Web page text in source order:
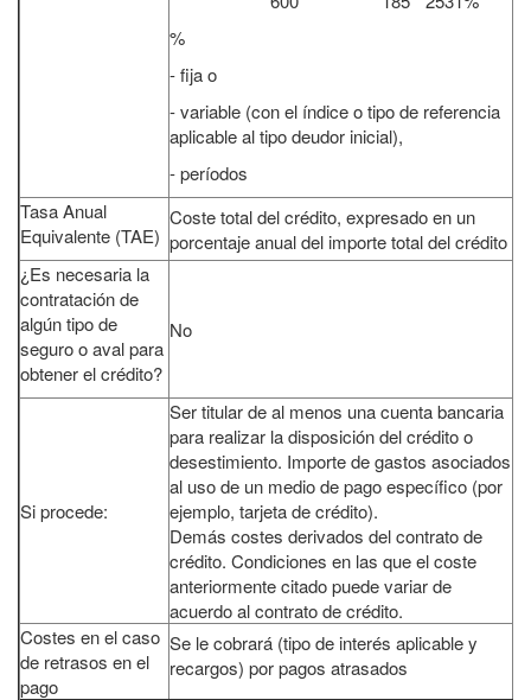
%
- fija o
- variable (con el índice o tipo de referencia
aplicable al tipo deudor inicial),
- períodos
Tasa Anual
Equivalente (TAE)
Coste total del crédito, expresado en un
porcentaje anual del importe total del crédito
¿Es necesaria la
contratación de
algún tipo de
seguro o aval para
obtener el crédito?
No
Si procede:
Ser titular de al menos una cuenta bancaria
para realizar la disposición del crédito o
desestimiento. Importe de gastos asociados
al uso de un medio de pago específico (por
ejemplo, tarjeta de crédito).
Demás costes derivados del contrato de
crédito. Condiciones en las que el coste
anteriormente citado puede variar de
acuerdo al contrato de crédito.
Costes en el caso
de retrasos en el
pago
Se le cobrará (tipo de interés aplicable y
recargos) por pagos atrasados